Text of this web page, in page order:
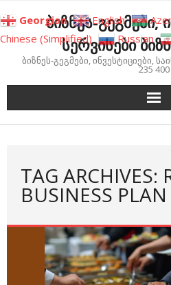
to
content
ბიზნეს-გეგმები,
სერვისები
ბიზნეს-გეგმები, ინვესტიციები,
235 400
TAG ARCHIVES:
BUSINESS PLAN
Georgian English
Chinese (Simplified)
Russian